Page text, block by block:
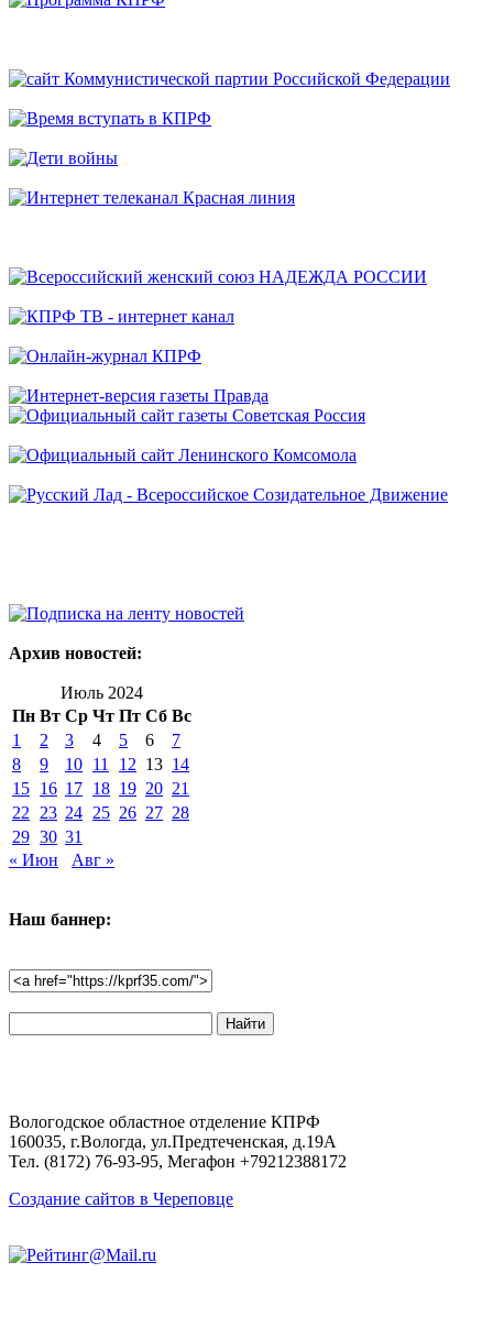
Архив новостей:
Июль 2024
Пн Вт Ср Чт Пт Сб Вс
1
2 3 4 5 6
7
8
9 10 11 12 13 14
15 16 17 18 19 20 21
22
23 24 25 26 27 28
29 30 31
« Июн
Авг »
Наш баннер:
по
Вологодское областное отделение КПРФ
160035, г.Вологда, ул.Предтеченская, д.19А
Тел. (8172) 76-93-95, Мегафон +79212388172
Создание сайтов в Череповце